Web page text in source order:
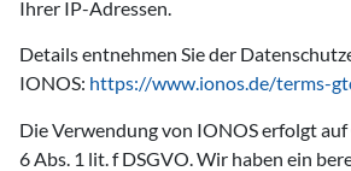
Ihrer IP-Adressen.
Details entnehmen Sie der
IONOS: https://www.ionos.de/terms-
Die Verwendung von IONOS erfolgt
6 Abs. 1 lit. f DSGVO. Wir haben ein